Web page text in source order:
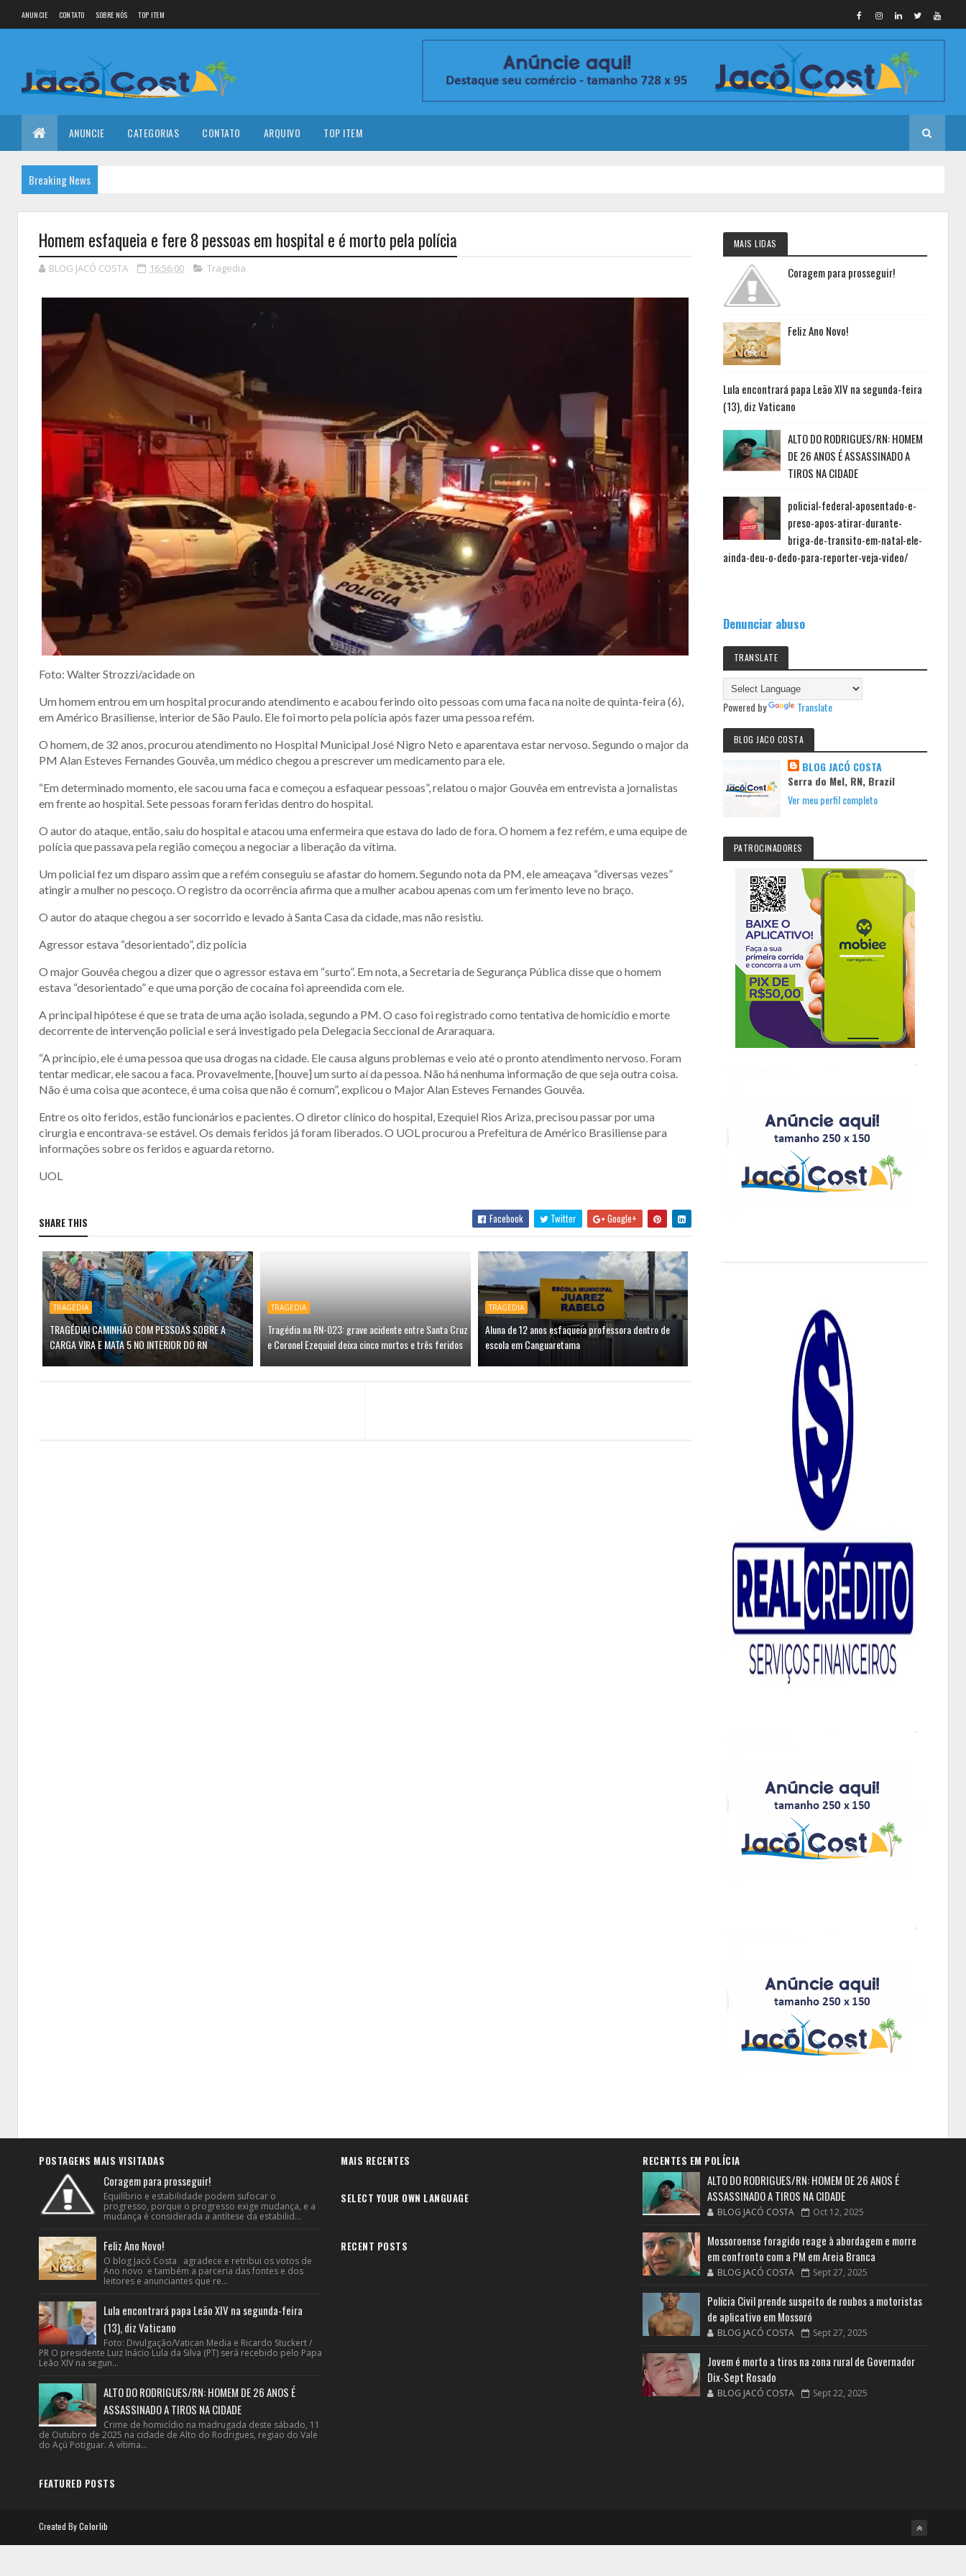
ANUNCIE CONTATO SOBRE NÓS TOP ITEM
ANUNCIE CATEGORIAS CONTATO ARQUIVO TOP ITEM
Breaking News
Homem esfaqueia e fere 8 pessoas em hospital e é morto pela polícia
BLOG JACÓ COSTA 16:56:00 Tragedia
Foto: Walter Strozzi/acidade on
Um homem entrou em um hospital procurando atendimento e acabou ferindo oito pessoas com uma faca na noite de quinta-feira (6),
em Américo Brasiliense, interior de São Paulo. Ele foi morto pela polícia após fazer uma pessoa refém.
O homem, de 32 anos, procurou atendimento no Hospital Municipal José Nigro Neto e aparentava estar nervoso. Segundo o major da
PM Alan Esteves Fernandes Gouvêa, um médico chegou a prescrever um medicamento para ele.
“Em determinado momento, ele sacou uma faca e começou a esfaquear pessoas”, relatou o major Gouvêa em entrevista a jornalistas
em frente ao hospital. Sete pessoas foram feridas dentro do hospital.
O autor do ataque, então, saiu do hospital e atacou uma enfermeira que estava do lado de fora. O homem a fez refém, e uma equipe de
polícia que passava pela região começou a negociar a liberação da vítima.
Um policial fez um disparo assim que a refém conseguiu se afastar do homem. Segundo nota da PM, ele ameaçava “diversas vezes”
atingir a mulher no pescoço. O registro da ocorrência afirma que a mulher acabou apenas com um ferimento leve no braço.
O autor do ataque chegou a ser socorrido e levado à Santa Casa da cidade, mas não resistiu.
Agressor estava “desorientado”, diz polícia
O major Gouvêa chegou a dizer que o agressor estava em “surto”. Em nota, a Secretaria de Segurança Pública disse que o homem
estava “desorientado” e que uma porção de cocaína foi apreendida com ele.
A principal hipótese é que se trata de uma ação isolada, segundo a PM. O caso foi registrado como tentativa de homicídio e morte
decorrente de intervenção policial e será investigado pela Delegacia Seccional de Araraquara.
“A princípio, ele é uma pessoa que usa drogas na cidade. Ele causa alguns problemas e veio até o pronto atendimento nervoso. Foram
tentar medicar, ele sacou a faca. Provavelmente, [houve] um surto aí da pessoa. Não há nenhuma informação de que seja outra coisa.
Não é uma coisa que acontece, é uma coisa que não é comum”, explicou o Major Alan Esteves Fernandes Gouvêa.
Entre os oito feridos, estão funcionários e pacientes. O diretor clínico do hospital, Ezequiel Rios Ariza, precisou passar por uma
cirurgia e encontrava-se estável. Os demais feridos já foram liberados. O UOL procurou a Prefeitura de Américo Brasiliense para
informações sobre os feridos e aguarda retorno.
UOL
SHARE THIS Facebook Twitter Google+
TRAGEDIA
TRAGÉDIA! CAMINHÃO COM PESSOAS SOBRE A
CARGA VIRA E MATA 5 NO INTERIOR DO RN
TRAGEDIA
Tragédia na RN-023: grave acidente entre Santa Cruz
e Coronel Ezequiel deixa cinco mortos e três feridos
TRAGEDIA
Aluna de 12 anos esfaqueia professora dentro de
escola em Canguaretama
MAIS LIDAS
Coragem para prosseguir!
Feliz Ano Novo!
Lula encontrará papa Leão XIV na segunda-feira
(13), diz Vaticano
ALTO DO RODRIGUES/RN: HOMEM
DE 26 ANOS É ASSASSINADO A
TIROS NA CIDADE
policial-federal-aposentado-e-
preso-apos-atirar-durante-
briga-de-transito-em-natal-ele-
ainda-deu-o-dedo-para-reporter-veja-video/
Denunciar abuso
TRANSLATE
Powered by Translate
BLOG JACO COSTA
BLOG JACÓ COSTA
Serra do Mel, RN, Brazil
Ver meu perfil completo
PATROCINADORES
POSTAGENS MAIS VISITADAS
Coragem para prosseguir!
Equilíbrio e estabilidade podem sufocar o
progresso, porque o progresso exige mudança, e a
mudança é considerada a antítese da estabilid...
Feliz Ano Novo!
O blog Jacó Costa agradece e retribui os votos de
Ano novo e também a parceria das fontes e dos
leitores e anunciantes que re...
Lula encontrará papa Leão XIV na segunda-feira
(13), diz Vaticano
Foto: Divulgação/Vatican Media e Ricardo Stuckert /
PR O presidente Luiz Inácio Lula da Silva (PT) será recebido pelo Papa
Leão XIV na segun...
ALTO DO RODRIGUES/RN: HOMEM DE 26 ANOS É
ASSASSINADO A TIROS NA CIDADE
Crime de homicídio na madrugada deste sábado, 11
de Outubro de 2025 na cidade de Alto do Rodrigues, regiao do Vale
do Açú Potiguar. A vítima...
FEATURED POSTS
MAIS RECENTES
SELECT YOUR OWN LANGUAGE
RECENT POSTS
RECENTES EM POLÍCIA
ALTO DO RODRIGUES/RN: HOMEM DE 26 ANOS É
ASSASSINADO A TIROS NA CIDADE
BLOG JACÓ COSTA Oct 12, 2025
Mossoroense foragido reage à abordagem e morre
em confronto com a PM em Areia Branca
BLOG JACÓ COSTA Sept 27, 2025
Polícia Civil prende suspeito de roubos a motoristas
de aplicativo em Mossoró
BLOG JACÓ COSTA Sept 27, 2025
Jovem é morto a tiros na zona rural de Governador
Dix-Sept Rosado
BLOG JACÓ COSTA Sept 22, 2025
Created ByColorlib